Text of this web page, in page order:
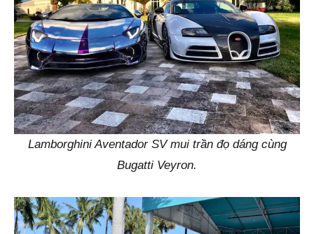
Lamborghini Aventador SV mui trần đọ dáng cùng
Bugatti Veyron.